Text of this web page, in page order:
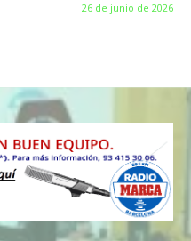
26 de junio de 2026